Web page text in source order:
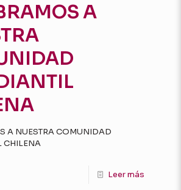
A
A NUESTRA COMUNIDAD
CHILENA
Leer más